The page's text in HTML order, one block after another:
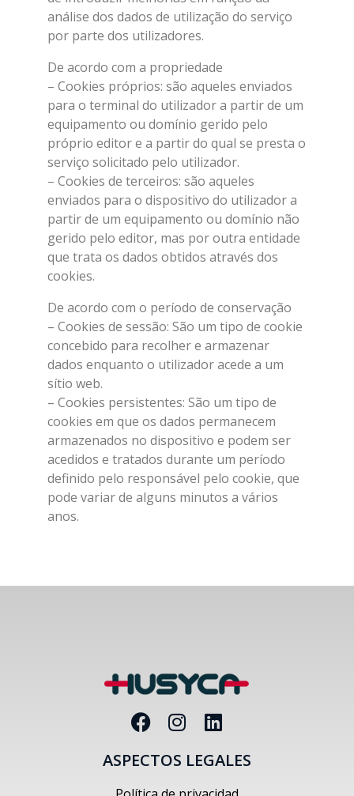
análise dos dados de utilização do serviço
por parte dos utilizadores.
De acordo com a propriedade
– Cookies próprios: são aqueles enviados
para o terminal do utilizador a partir de um
equipamento ou domínio gerido pelo
próprio editor e a partir do qual se presta o
serviço solicitado pelo utilizador.
– Cookies de terceiros: são aqueles
enviados para o dispositivo do utilizador a
partir de um equipamento ou domínio não
gerido pelo editor, mas por outra entidade
que trata os dados obtidos através dos
cookies.
De acordo com o período de conservação
– Cookies de sessão: São um tipo de cookie
concebido para recolher e armazenar
dados enquanto o utilizador acede a um
sítio web.
– Cookies persistentes: São um tipo de
cookies em que os dados permanecem
armazenados no dispositivo e podem ser
acedidos e tratados durante um período
definido pelo responsável pelo cookie, que
pode variar de alguns minutos a vários
anos.
ASPECTOS LEGALES